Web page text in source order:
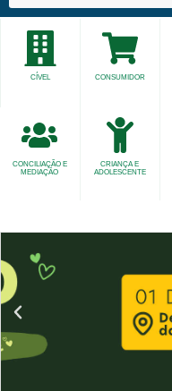
CÍVEL CONSUMIDOR
CONCILIAÇÃO E
MEDIAÇÃO
CRIANÇA E
ADOLESCENTE